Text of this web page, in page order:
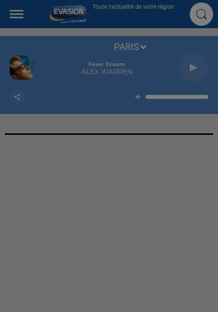
Toute l'actualité de votre région
Fever Dream
ALEX WARREN
PARIS